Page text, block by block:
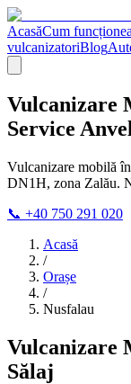
AcasăCum
vulcanizatoriBlog
Vulcanizare
Service
Vulcanizare mobilă
DN1H, zona Zalău.
📞 +40 750 291 020
Acasă
/
Orașe
/
Nusfalau
Vulcanizare
Sălaj